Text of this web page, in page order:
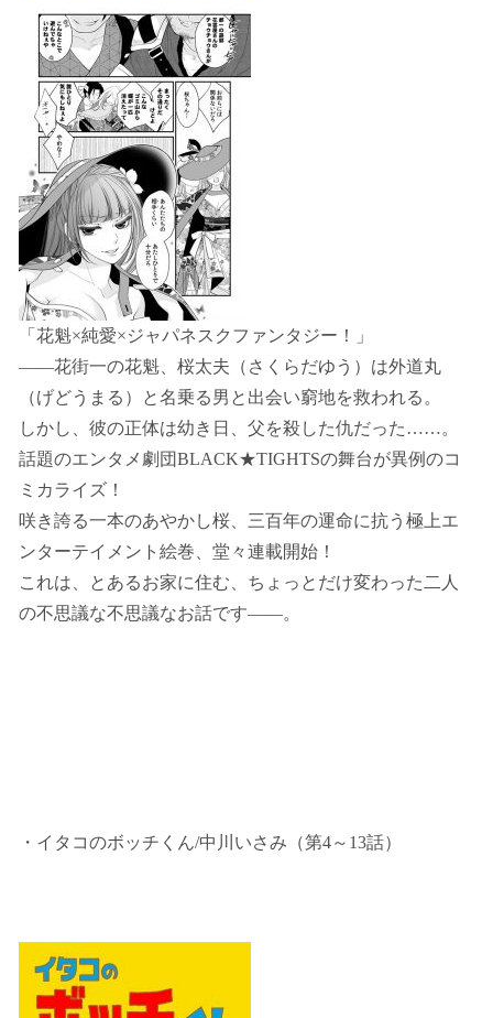
「花魁×純愛×ジャパネスクファンタジー！」
――花街一の花魁、桜太夫（さくらだゆう）は外道丸
（げどうまる）と名乗る男と出会い窮地を救われる。
しかし、彼の正体は幼き日、父を殺した仇だった……。
話題のエンタメ劇団BLACK★TIGHTSの舞台が異例のコ
ミカライズ！
咲き誇る一本のあやかし桜、三百年の運命に抗う極上エ
ンターテイメント絵巻、堂々連載開始！
これは、とあるお家に住む、ちょっとだけ変わった二人
の不思議な不思議なお話です――。
・イタコのボッチくん/中川いさみ（第4～13話）